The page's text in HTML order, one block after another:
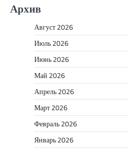
Архив
Август 2026
Июль 2026
Июнь 2026
Май 2026
Апрель 2026
Март 2026
Февраль 2026
Январь 2026